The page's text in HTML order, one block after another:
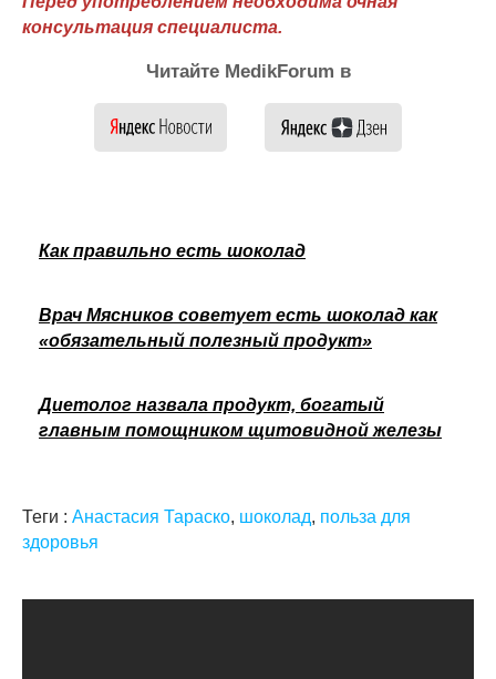
консультация специалиста.
Читайте MedikForum в
Как правильно есть шоколад
Врач Мясников советует есть шоколад как
«обязательный полезный продукт»
Диетолог назвала продукт, богатый
главным помощником щитовидной железы
Теги : Анастасия Тараско, шоколад, польза для
здоровья